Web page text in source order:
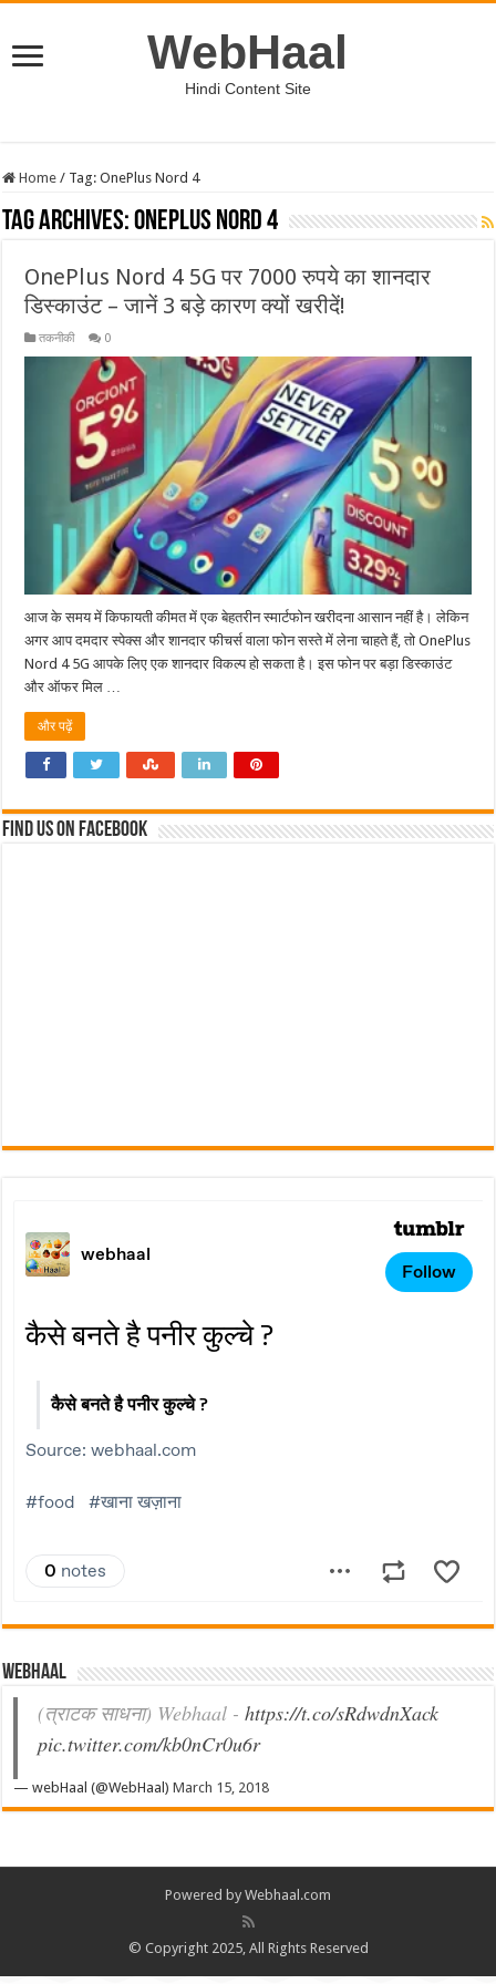
WebHaal
Hindi Content Site
Home / Tag:OnePlus Nord 4
Tag Archives:OnePlus Nord 4
OnePlus Nord 4 5G पर 7000 रुपये का शानदार
डिस्काउंट – जानें 3 बड़े कारण क्यों खरीदें!
तकनीकी 0
आज के समय में किफायती कीमत में एक बेहतरीन स्मार्टफोन खरीदना आसान नहीं है। लेकिन
अगर आप दमदार स्पेक्स और शानदार फीचर्स वाला फोन सस्ते में लेना चाहते हैं, तो OnePlus
Nord 4 5G आपके लिए एक शानदार विकल्प हो सकता है। इस फोन पर बड़ा डिस्काउंट
और ऑफर मिल …
और पढ़ें
Find us on Facebook
Webhaal
(त्राटक साधना) Webhaal -https://t.co/sRdwdnXack
pic.twitter.com/kb0nCr0u6r
— webHaal (@WebHaal)March 15, 2018
Powered by Webhaal.com
© Copyright 2025, All Rights Reserved